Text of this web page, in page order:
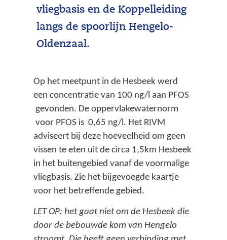
d
e
w
e
b
s
i
t
e
vliegbasis en de Koppelleiding
langs de spoorlijn Hengelo-
Oldenzaal.
Op het meetpunt in de Hesbeek werd
een concentratie van 100 ng/l aan PFOS
gevonden. De oppervlakewaternorm
voor PFOS is 0,65 ng/l. Het RIVM
adviseert bij deze hoeveelheid om geen
vissen te eten uit de circa 1,5km Hesbeek
in het buitengebied vanaf de voormalige
vliegbasis. Zie het bijgevoegde kaartje
voor het betreffende gebied.
LET OP: het gaat niet om de Hesbeek die
door de bebouwde kom van Hengelo